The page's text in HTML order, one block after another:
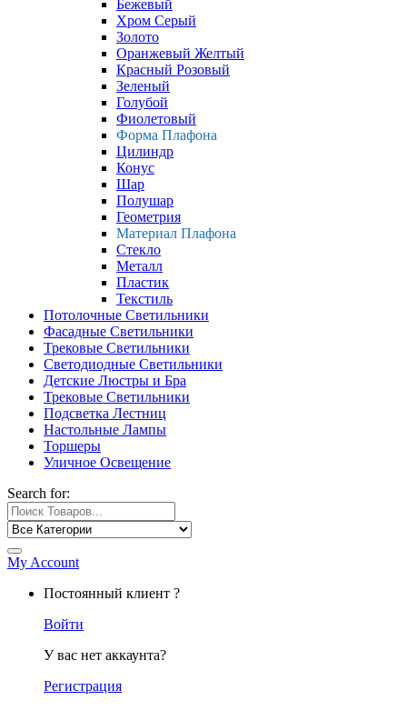
Бежевый
Хром Серый
Золото
Оранжевый Желтый
Красный Розовый
Зеленый
Голубой
Фиолетовый
Форма Плафона
Цилиндр
Конус
Шар
Полушар
Геометрия
Материал Плафона
Стекло
Металл
Пластик
Текстиль
Потолочные Светильники
Фасадные Светильники
Трековые Светильники
Светодиодные Светильники
Детские Люстры и Бра
Трековые Светильники
Подсветка Лестниц
Настольные Лампы
Торшеры
Уличное Освещение
Search for:
My Account
Постоянный клиент ?
Войти
У вас нет аккаунта?
Регистрация